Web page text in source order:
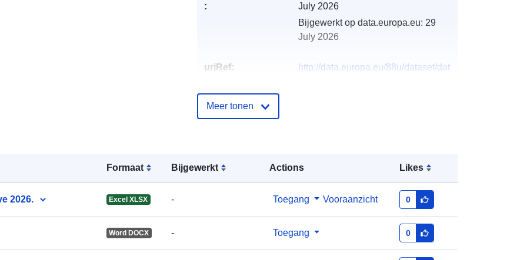
Formaat Bijgewerkt Actions Likes
2026. Excel XLSX - Toegang Vooraanzicht 0
Word DOCX - Toegang 0
:
July 2026
Bijgewerkt op data.europa.eu: 29
July 2026
uriRef:
http://data.europa.eu/88u/dataset/dat
Meer tonen